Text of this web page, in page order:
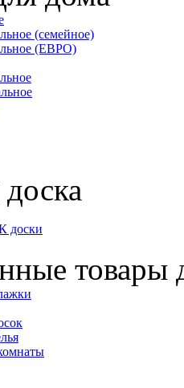
(семейное)
(ЕВРО)
доски
товары